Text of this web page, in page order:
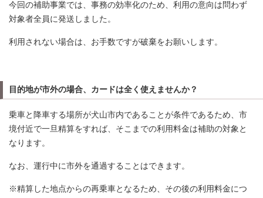
今回の補助事業では、事務の効率化のため、利用の意向は問わず
対象者全員に発送しました。
利用されない場合は、お手数ですが破棄をお願いします。
目的地が市外の場合、カードは全く使えませんか？
乗車と降車する場所が犬山市内であることが条件であるため、市
境付近で一旦精算をすれば、そこまでの利用料金は補助の対象と
なります。
なお、運行中に市外を通過することはできます。
※精算した地点からの再乗車となるため、その後の利用料金につ